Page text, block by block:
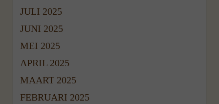
JULI 2025
JUNI 2025
MEI 2025
APRIL 2025
MAART 2025
FEBRUARI 2025